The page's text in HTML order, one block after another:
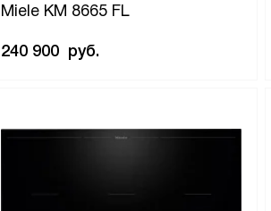
Miele KM 8665 FL
240 900 руб.